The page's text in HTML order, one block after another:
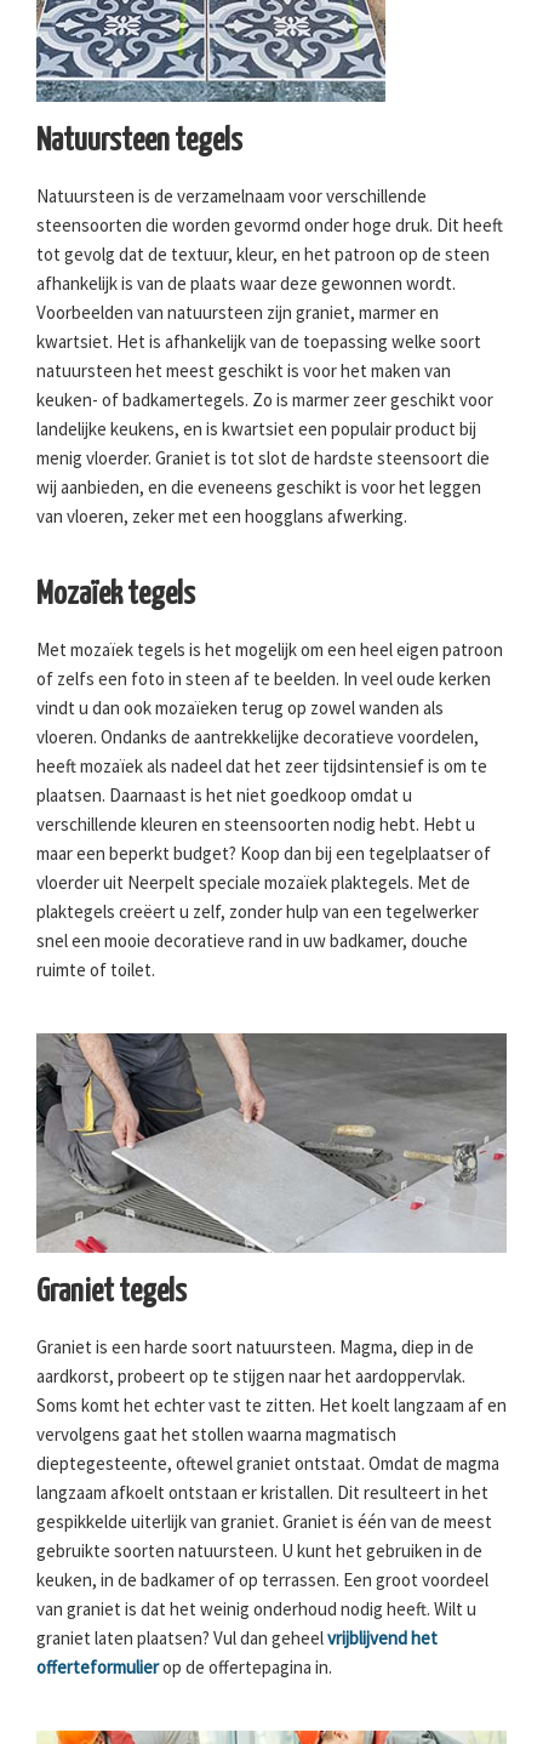
Natuursteen tegels
Natuursteen is de verzamelnaam voor verschillende
steensoorten die worden gevormd onder hoge druk. Dit heeft
tot gevolg dat de textuur, kleur, en het patroon op de steen
afhankelijk is van de plaats waar deze gewonnen wordt.
Voorbeelden van natuursteen zijn graniet, marmer en
kwartsiet. Het is afhankelijk van de toepassing welke soort
natuursteen het meest geschikt is voor het maken van
keuken- of badkamertegels. Zo is marmer zeer geschikt voor
landelijke keukens, en is kwartsiet een populair product bij
menig vloerder. Graniet is tot slot de hardste steensoort die
wij aanbieden, en die eveneens geschikt is voor het leggen
van vloeren, zeker met een hoogglans afwerking.
Mozaïek tegels
Met mozaïek tegels is het mogelijk om een heel eigen patroon
of zelfs een foto in steen af te beelden. In veel oude kerken
vindt u dan ook mozaïeken terug op zowel wanden als
vloeren. Ondanks de aantrekkelijke decoratieve voordelen,
heeft mozaïek als nadeel dat het zeer tijdsintensief is om te
plaatsen. Daarnaast is het niet goedkoop omdat u
verschillende kleuren en steensoorten nodig hebt. Hebt u
maar een beperkt budget? Koop dan bij een tegelplaatser of
vloerder uit Neerpelt speciale mozaïek plaktegels. Met de
plaktegels creëert u zelf, zonder hulp van een tegelwerker
snel een mooie decoratieve rand in uw badkamer, douche
ruimte of toilet.
Graniet tegels
Graniet is een harde soort natuursteen. Magma, diep in de
aardkorst, probeert op te stijgen naar het aardoppervlak.
Soms komt het echter vast te zitten. Het koelt langzaam af en
vervolgens gaat het stollen waarna magmatisch
dieptegesteente, oftewel graniet ontstaat. Omdat de magma
langzaam afkoelt ontstaan er kristallen. Dit resulteert in het
gespikkelde uiterlijk van graniet. Graniet is één van de meest
gebruikte soorten natuursteen. U kunt het gebruiken in de
keuken, in de badkamer of op terrassen. Een groot voordeel
van graniet is dat het weinig onderhoud nodig heeft. Wilt u
graniet laten plaatsen? Vul dan geheelvrijblijvend het
offerteformulierop de offertepagina in.